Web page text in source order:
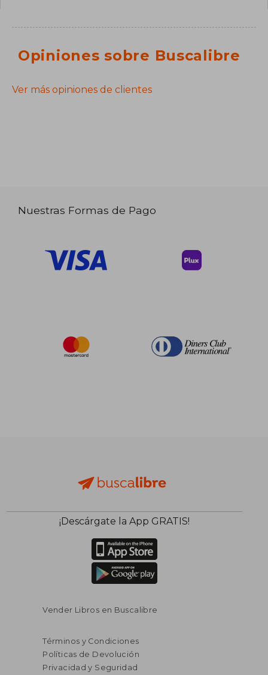
Opiniones sobre Buscalibre
Ver más opiniones de clientes
Nuestras Formas de Pago
¡Descárgate la App GRATIS!
Vender Libros en Buscalibre
Términos y Condiciones
Políticas de Devolución
Privacidad y Seguridad